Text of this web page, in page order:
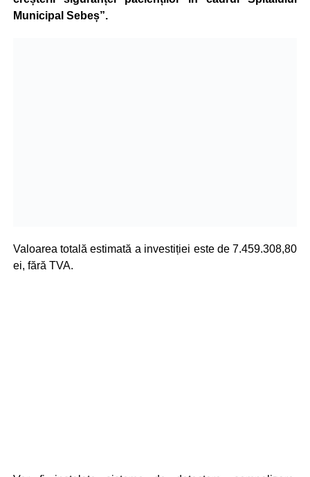
Municipal Sebeș”.
Valoarea totală estimată a investiției este de 7.459.308,80
ei, fără TVA.